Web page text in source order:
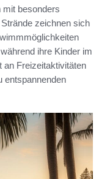
mit besonders
zeichnen sich
ihre Kinder im
an Freizeitaktivitäten
entspannenden